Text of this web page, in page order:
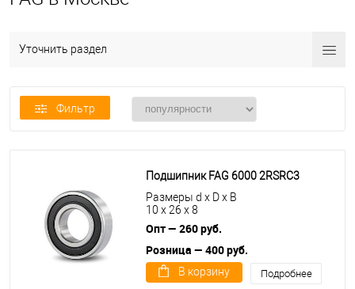
Уточнить раздел
Фильтр
Подшипник FAG 6000 2RSRC3
Размеры d x D x B
10 x 26 x 8
Опт — 260 руб.
Розница — 400 руб.
В корзину Подробнее